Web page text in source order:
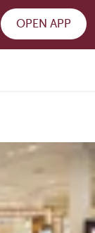
OPEN APP